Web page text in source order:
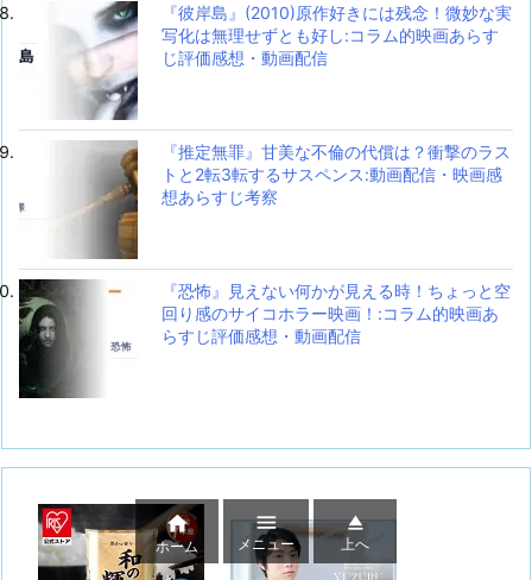
『彼岸島』(2010)原作好きには残念！微妙な実
写化は無理せずとも好し:コラム的映画あらす
じ評価感想・動画配信
『推定無罪』甘美な不倫の代償は？衝撃のラス
トと2転3転するサスペンス:動画配信・映画感
想あらすじ考察
『恐怖』見えない何かが見える時！ちょっと空
回り感のサイコホラー映画！:コラム的映画あ
らすじ評価感想・動画配信

ホーム

メニュー

上へ